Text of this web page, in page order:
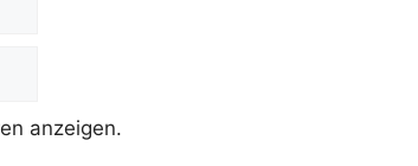
anzeigen.